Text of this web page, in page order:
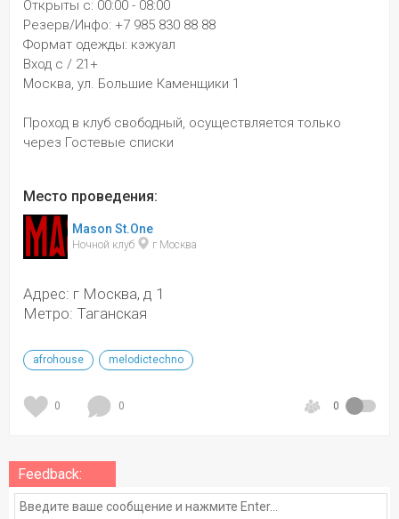
Открыты с: 00:00 - 08:00
Резерв/Инфо: +7 985 830 88 88
Формат одежды: кэжуал
Вход с / 21+
Москва, ул. Большие Каменщики 1
Проход в клуб свободный, осуществляется только
через Гостевые списки
Место проведения:
Mason St.One
Ночной клуб г Москва
Адрес: г Москва, д 1
Метро: Таганская
afrohouse melodictechno
0 0 0
Feedback: